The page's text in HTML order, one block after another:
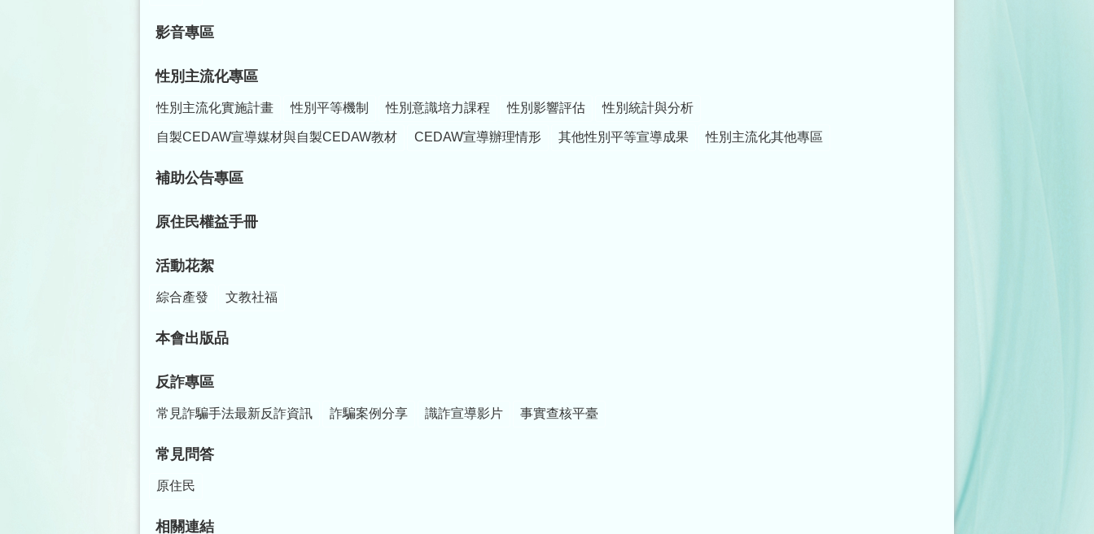
影音專區
性別主流化專區
性別主流化實施計畫 性別平等機制 性別意識培力課程 性別影響評估 性別統計與分析
自製CEDAW宣導媒材與自製CEDAW教材 CEDAW宣導辦理情形 其他性別平等宣導成果 性別主流化其他專區
補助公告專區
原住民權益手冊
活動花絮
綜合產發 文教社福
本會出版品
反詐專區
常見詐騙手法最新反詐資訊 詐騙案例分享 識詐宣導影片 事實查核平臺
常見問答
原住民
相關連結